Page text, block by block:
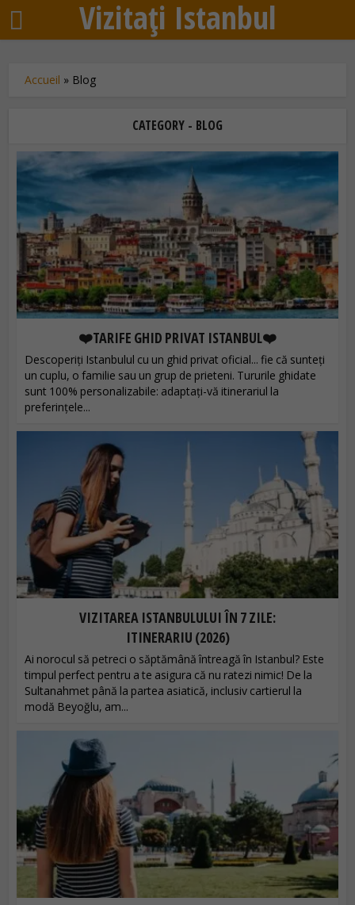
Vizitați Istanbul
Accueil » Blog
CATEGORY - BLOG
❤️TARIFE GHID PRIVAT ISTANBUL❤️
Descoperiți Istanbulul cu un ghid privat oficial... fie că sunteți
un cuplu, o familie sau un grup de prieteni. Tururile ghidate
sunt 100% personalizabile: adaptați-vă itinerariul la
preferințele...
VIZITAREA ISTANBULULUI ÎN 7 ZILE:
ITINERARIU (2026)
Ai norocul să petreci o săptămână întreagă în Istanbul? Este
timpul perfect pentru a te asigura că nu ratezi nimic! De la
Sultanahmet până la partea asiatică, inclusiv cartierul la
modă Beyoğlu, am...